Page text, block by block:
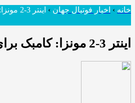
خانه › اخبار فوتبال جهان › اینتر 3-2 مونزا: کامبک برای بردن تیم آخر جدول!
اینتر 3-2 مونزا: کامبک برای بردن تیم آخر جدول!